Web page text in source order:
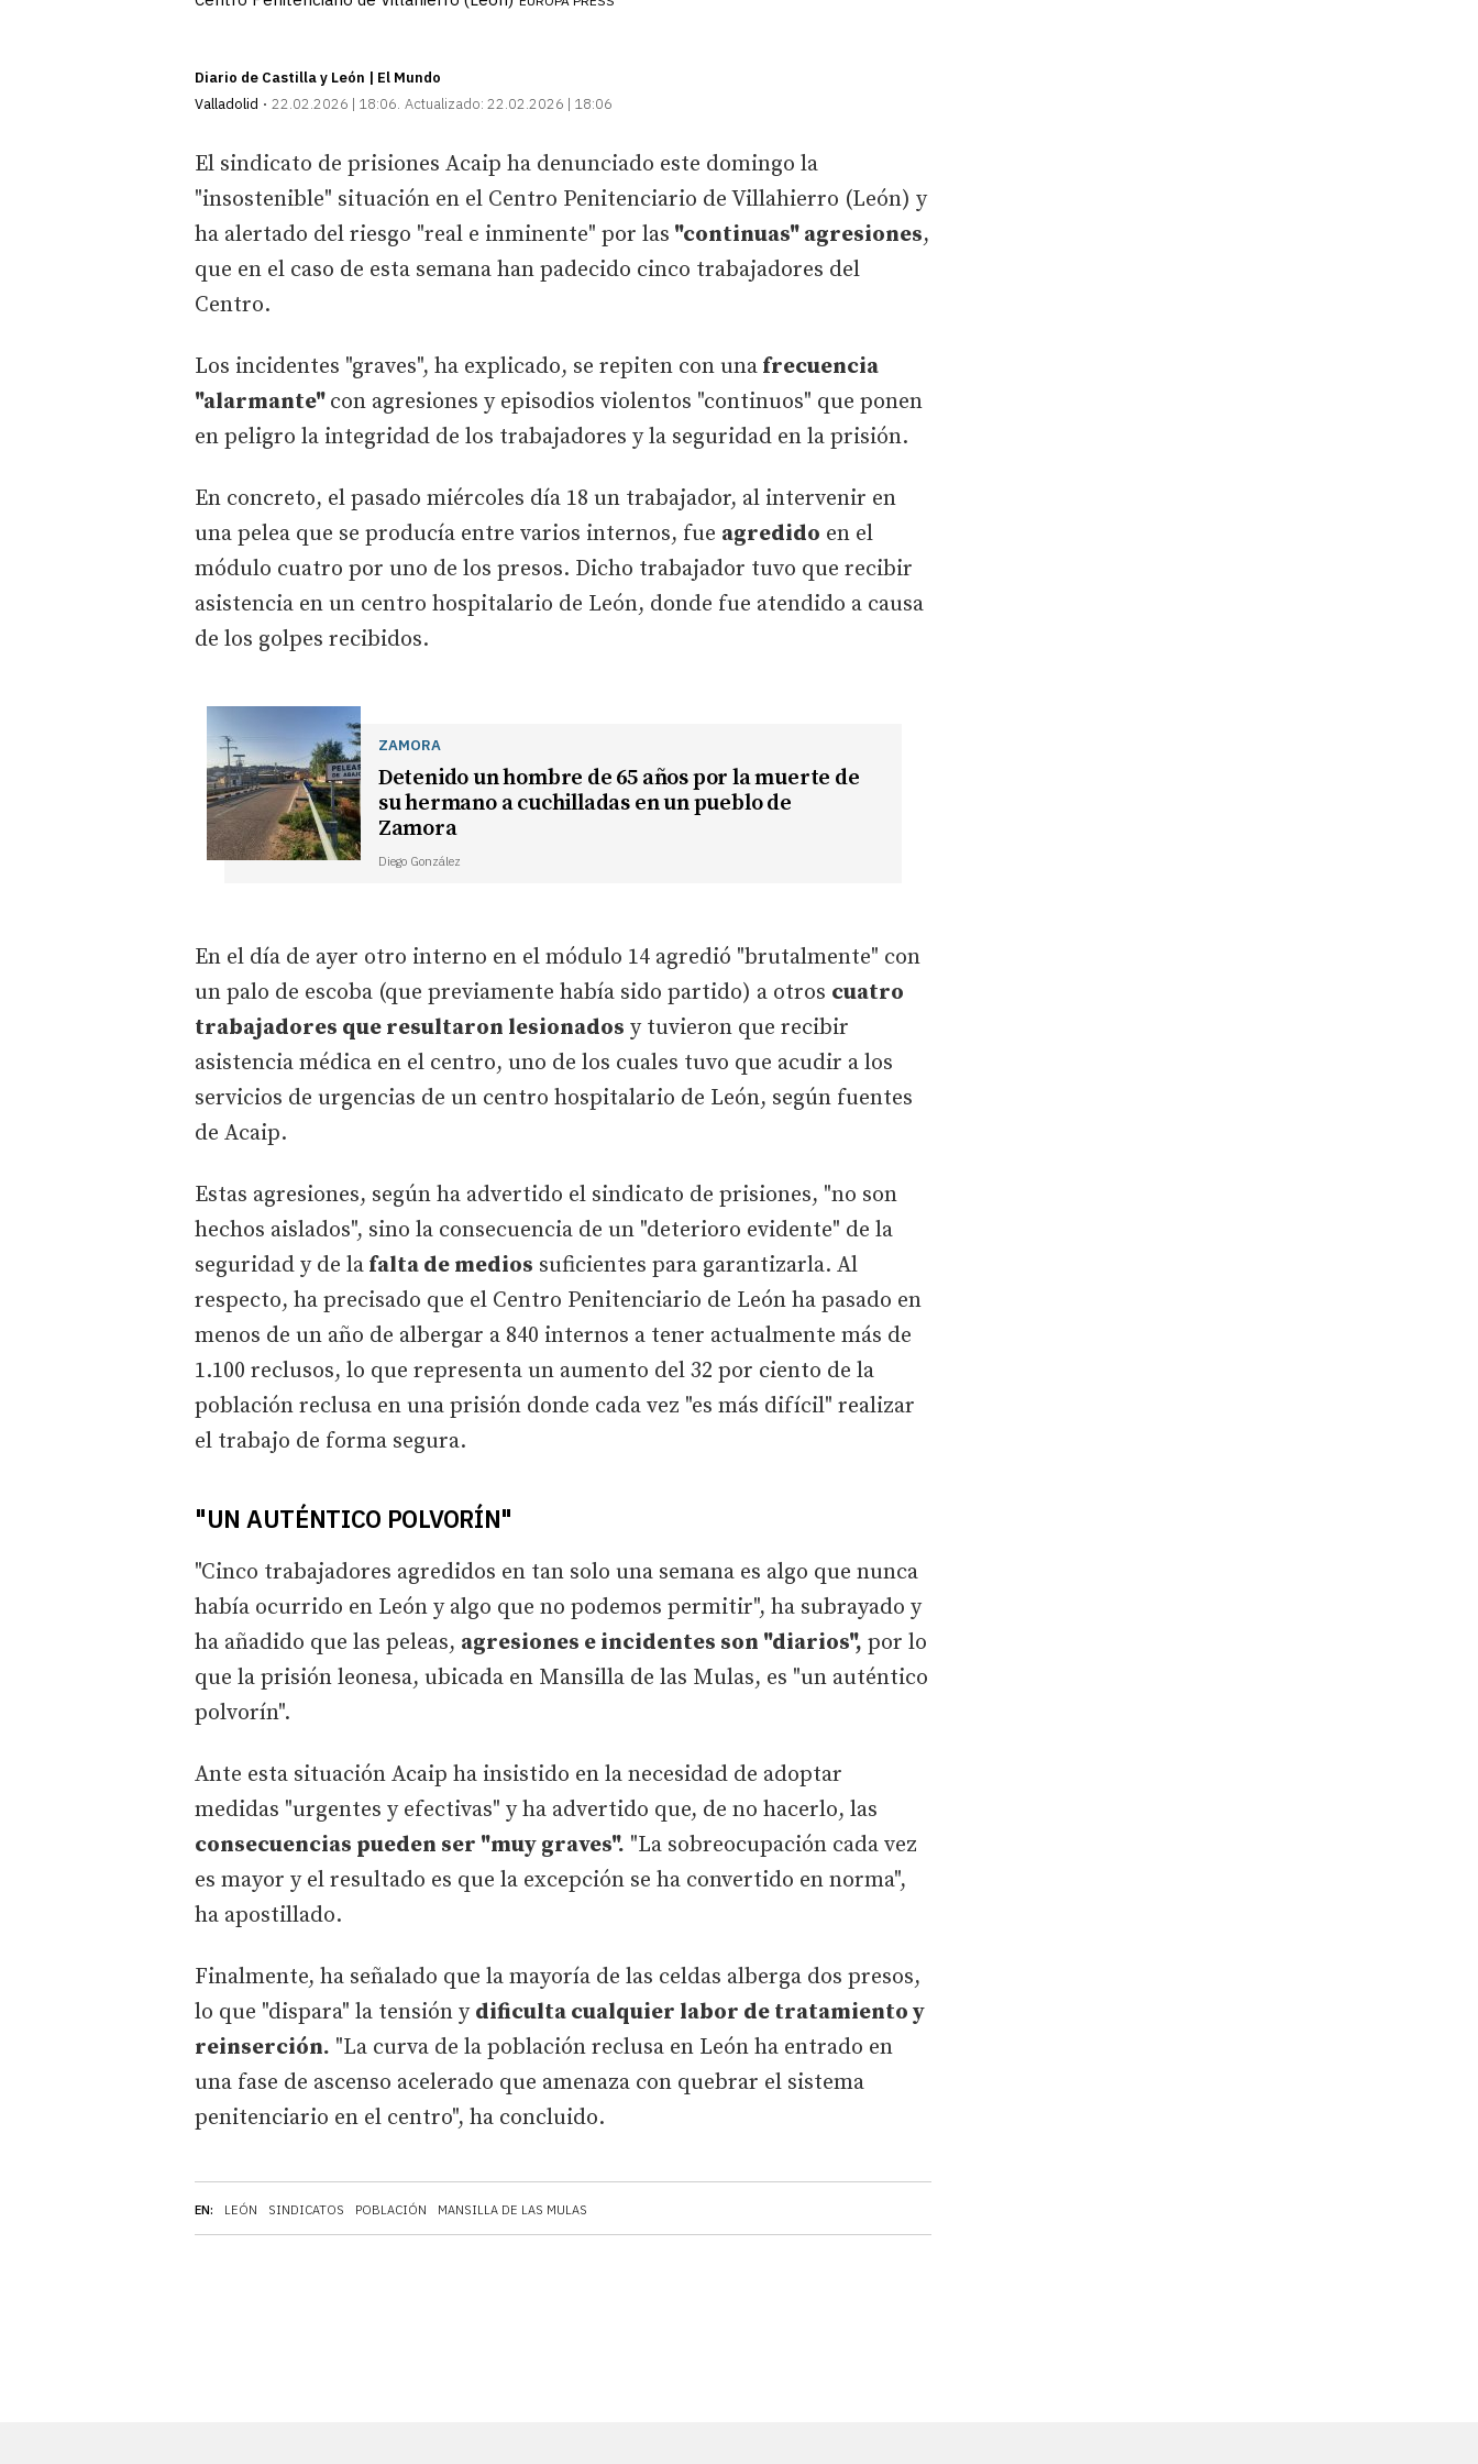
Diario de Castilla y León | El Mundo
Valladolid
22.02.2026 | 18:06 Actualizado: 22.02.2026 | 18:06
EN: LEÓN SINDICATOS POBLACIÓN MANSILLA DE LAS MULAS
El sindicato de prisiones Acaip ha denunciado este domingo la
"insostenible" situación en el Centro Penitenciario de Villahierro (León) y
ha alertado del riesgo "real e inminente" por las "continuas" agresiones,
que en el caso de esta semana han padecido cinco trabajadores del
Centro.
Los incidentes "graves", ha explicado, se repiten con una frecuencia
"alarmante" con agresiones y episodios violentos "continuos" que ponen
en peligro la integridad de los trabajadores y la seguridad en la prisión.
En concreto, el pasado miércoles día 18 un trabajador, al intervenir en
una pelea que se producía entre varios internos, fue agredido en el
módulo cuatro por uno de los presos. Dicho trabajador tuvo que recibir
asistencia en un centro hospitalario de León, donde fue atendido a causa
de los golpes recibidos.
ZAMORA
Detenido un hombre de 65 años por la muerte de
su hermano a cuchilladas en un pueblo de
Zamora
Diego González
En el día de ayer otro interno en el módulo 14 agredió "brutalmente" con
un palo de escoba (que previamente había sido partido) a otros cuatro
trabajadores que resultaron lesionados y tuvieron que recibir
asistencia médica en el centro, uno de los cuales tuvo que acudir a los
servicios de urgencias de un centro hospitalario de León, según fuentes
de Acaip.
Estas agresiones, según ha advertido el sindicato de prisiones, "no son
hechos aislados", sino la consecuencia de un "deterioro evidente" de la
seguridad y de la falta de medios suficientes para garantizarla. Al
respecto, ha precisado que el Centro Penitenciario de León ha pasado en
menos de un año de albergar a 840 internos a tener actualmente más de
1.100 reclusos, lo que representa un aumento del 32 por ciento de la
población reclusa en una prisión donde cada vez "es más difícil" realizar
el trabajo de forma segura.
"UN AUTÉNTICO POLVORÍN"
"Cinco trabajadores agredidos en tan solo una semana es algo que nunca
había ocurrido en León y algo que no podemos permitir", ha subrayado y
ha añadido que las peleas, agresiones e incidentes son "diarios", por lo
que la prisión leonesa, ubicada en Mansilla de las Mulas, es "un auténtico
polvorín".
Ante esta situación Acaip ha insistido en la necesidad de adoptar
medidas "urgentes y efectivas" y ha advertido que, de no hacerlo, las
consecuencias pueden ser "muy graves". "La sobreocupación cada vez
es mayor y el resultado es que la excepción se ha convertido en norma",
ha apostillado.
Finalmente, ha señalado que la mayoría de las celdas alberga dos presos,
lo que "dispara" la tensión y dificulta cualquier labor de tratamiento y
reinserción. "La curva de la población reclusa en León ha entrado en
una fase de ascenso acelerado que amenaza con quebrar el sistema
penitenciario en el centro", ha concluido.